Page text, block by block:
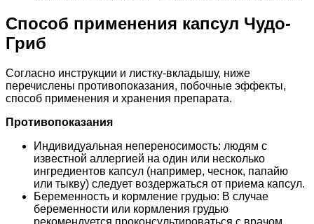
Способ применения капсул Чудо-
Гриб
Согласно инструкции и листку-вкладышу, ниже
перечислены противопоказания, побочные эффекты,
способ применения и хранения препарата.
Противопоказания
Индивидуальная непереносимость: людям с
известной аллергией на один или несколько
ингредиентов капсул (например, чеснок, папайю
или тыкву) следует воздержаться от приема капсул.
Беременность и кормление грудью: В случае
беременности или кормления грудью
рекомендуется проконсультироваться с врачом